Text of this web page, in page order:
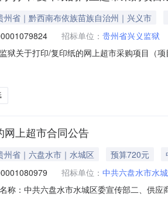
州省｜黔西南布依族苗族自治州｜兴义市
招标单位： 贵州省兴义监狱
狱关于打印/复印纸的网上超市采购项目（
目所在行政区划名称:贵州省本级报价起止
网上超市合同公告
州省｜六盘水市｜水城区 预算720元
招标单位： 中共六盘水市水
称：中共六盘水市水城区委宣传部二、供